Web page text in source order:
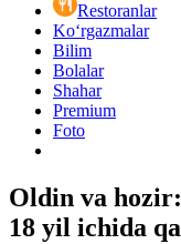
Restoranlar
Ko‘rgazmalar
Bilim
Bolalar
Shahar
Premium
Foto
Oldin va
18 yil ichida